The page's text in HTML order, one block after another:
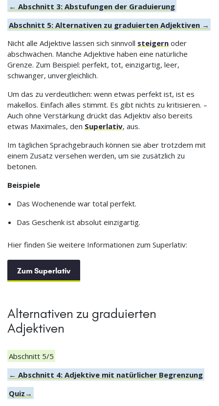
← Abschnitt 3: Abstufungen der Graduierung
Abschnitt 5: Alternativen zu graduierten Adjektiven →
Nicht alle Adjektive lassen sich sinnvoll steigern oder
abschwächen. Manche Adjektive haben eine natürliche
Grenze. Zum Beispiel: perfekt, tot, einzigartig, leer,
schwanger, unvergleichlich.
Um das zu verdeutlichen: wenn etwas perfekt ist, ist es
makellos. Einfach alles stimmt. Es gibt nichts zu kritisieren. –
Auch ohne Verstärkung drückt das Adjektiv also bereits
etwas Maximales, den Superlativ, aus.
Im täglichen Sprachgebrauch können sie aber trotzdem mit
einem Zusatz versehen werden, um sie zusätzlich zu
betonen.
Beispiele
Das Wochenende war total perfekt.
Das Geschenk ist absolut einzigartig.
Hier finden Sie weitere Informationen zum Superlativ:
Zum Superlativ
Alternativen zu graduierten
Adjektiven
Abschnitt 5/5
← Abschnitt 4: Adjektive mit natürlicher Begrenzung
Quiz→